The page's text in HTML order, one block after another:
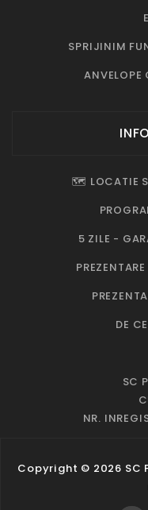
SPRIJINIM
ANVELOPE
🗺️ LOCATIE
5 ZILE -
DE
SC
NR.
Copyright © 2026 SC